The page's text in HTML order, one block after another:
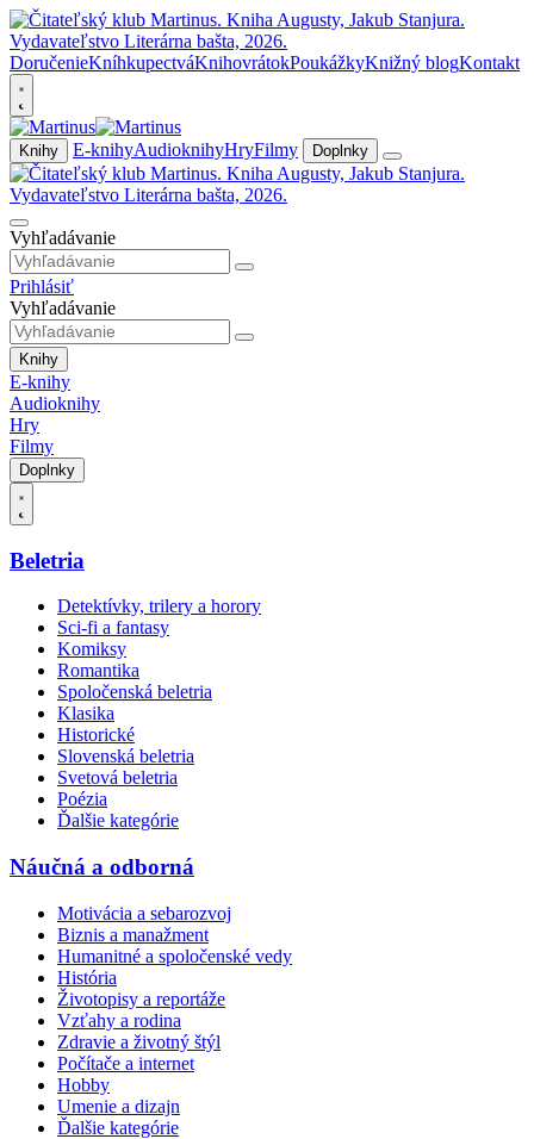
DoručenieKníhkupectváKnihovrátokPoukážkyKnižný blogKontakt
Knihy E-knihyAudioknihyHryFilmy Doplnky
Vyhľadávanie
Prihlásiť
Vyhľadávanie
Knihy
E-knihy
Audioknihy
Hry
Filmy
Doplnky
Beletria
Detektívky, trilery a horory
Sci-fi a fantasy
Komiksy
Romantika
Spoločenská beletria
Klasika
Historické
Slovenská beletria
Svetová beletria
Poézia
Ďalšie kategórie
Náučná a odborná
Motivácia a sebarozvoj
Biznis a manažment
Humanitné a spoločenské vedy
História
Životopisy a reportáže
Vzťahy a rodina
Zdravie a životný štýl
Počítače a internet
Hobby
Umenie a dizajn
Ďalšie kategórie